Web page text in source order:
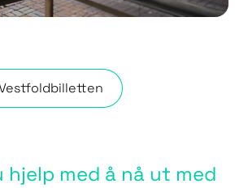
hjelp med å nå ut med